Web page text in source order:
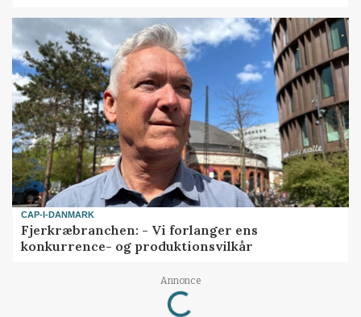
CAP-I-DANMARK
Fjerkræbranchen: - Vi forlanger ens
konkurrence- og produktionsvilkår
Annonce
Loading...